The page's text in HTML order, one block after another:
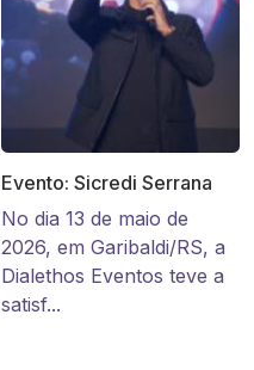
Evento: Sicredi Serrana
No dia 13 de maio de
2026, em Garibaldi/RS, a
Dialethos Eventos teve a
satisf...